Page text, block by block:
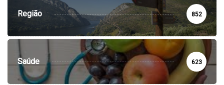
Região 852
Saúde 623